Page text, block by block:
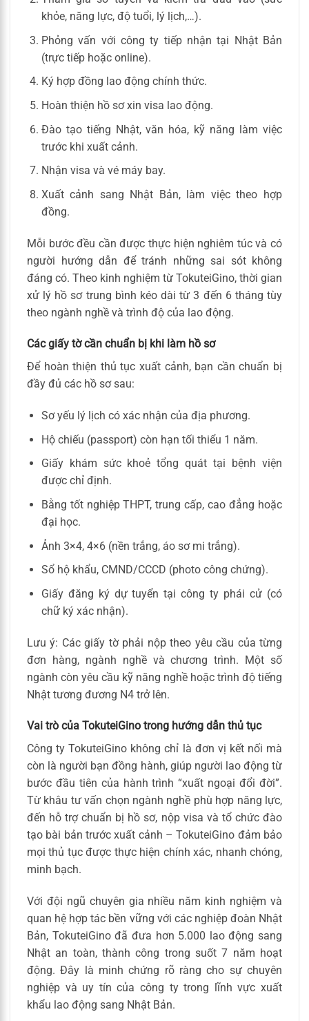
khỏe, năng lực, độ tuổi, lý lịch,…).
Phỏng vấn với công ty tiếp nhận tại Nhật Bản
(trực tiếp hoặc online).
Ký hợp đồng lao động chính thức.
Hoàn thiện hồ sơ xin visa lao động.
Đào tạo tiếng Nhật, văn hóa, kỹ năng làm việc
trước khi xuất cảnh.
Nhận visa và vé máy bay.
Xuất cảnh sang Nhật Bản, làm việc theo hợp
đồng.
Mỗi bước đều cần được thực hiện nghiêm túc và có
người hướng dẫn để tránh những sai sót không
đáng có. Theo kinh nghiệm từ TokuteiGino, thời gian
xử lý hồ sơ trung bình kéo dài từ 3 đến 6 tháng tùy
theo ngành nghề và trình độ của lao động.
Các giấy tờ cần chuẩn bị khi làm hồ sơ
Để hoàn thiện thủ tục xuất cảnh, bạn cần chuẩn bị
đầy đủ các hồ sơ sau:
Sơ yếu lý lịch có xác nhận của địa phương.
Hộ chiếu (passport) còn hạn tối thiểu 1 năm.
Giấy khám sức khoẻ tổng quát tại bệnh viện
được chỉ định.
Bằng tốt nghiệp THPT, trung cấp, cao đẳng hoặc
đại học.
Ảnh 3×4, 4×6 (nền trắng, áo sơ mi trắng).
Sổ hộ khẩu, CMND/CCCD (photo công chứng).
Giấy đăng ký dự tuyển tại công ty phái cử (có
chữ ký xác nhận).
Lưu ý: Các giấy tờ phải nộp theo yêu cầu của từng
đơn hàng, ngành nghề và chương trình. Một số
ngành còn yêu cầu kỹ năng nghề hoặc trình độ tiếng
Nhật tương đương N4 trở lên.
Vai trò của TokuteiGino trong hướng dẫn thủ tục
Công ty TokuteiGino không chỉ là đơn vị kết nối mà
còn là người bạn đồng hành, giúp người lao động từ
bước đầu tiên của hành trình “xuất ngoại đổi đời”.
Từ khâu tư vấn chọn ngành nghề phù hợp năng lực,
đến hỗ trợ chuẩn bị hồ sơ, nộp visa và tổ chức đào
tạo bài bản trước xuất cảnh – TokuteiGino đảm bảo
mọi thủ tục được thực hiện chính xác, nhanh chóng,
minh bạch.
Với đội ngũ chuyên gia nhiều năm kinh nghiệm và
quan hệ hợp tác bền vững với các nghiệp đoàn Nhật
Bản, TokuteiGino đã đưa hơn 5.000 lao động sang
Nhật an toàn, thành công trong suốt 7 năm hoạt
động. Đây là minh chứng rõ ràng cho sự chuyên
nghiệp và uy tín của công ty trong lĩnh vực xuất
khẩu lao động sang Nhật Bản.